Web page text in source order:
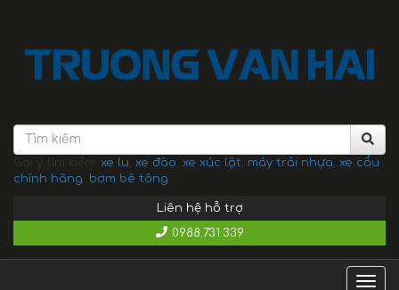
Gợi ý tìm kiếm: xe lu xe đào xe xúc lật máy trải nhựa xe cẩu
chính hãng
bơm bê tông
Liên hệ hỗ trợ
0988.731.339